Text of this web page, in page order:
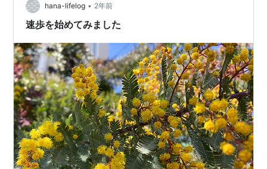
hana-lifelog • 2年前
速歩を始めてみました